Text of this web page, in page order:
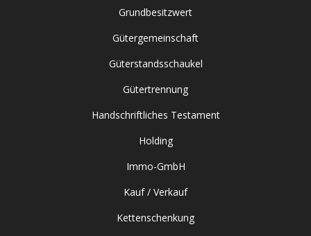
Grundbesitzwert
Gütergemeinschaft
Güterstandsschaukel
Gütertrennung
Handschriftliches Testament
Holding
Immo-GmbH
Kauf / Verkauf
Kettenschenkung